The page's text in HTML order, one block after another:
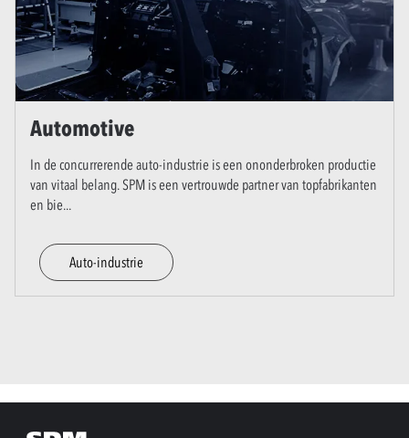
Automotive
In de concurrerende auto-industrie is een ononderbroken productie
van vitaal belang. SPM is een vertrouwde partner van topfabrikanten
en bie...
Auto-industrie